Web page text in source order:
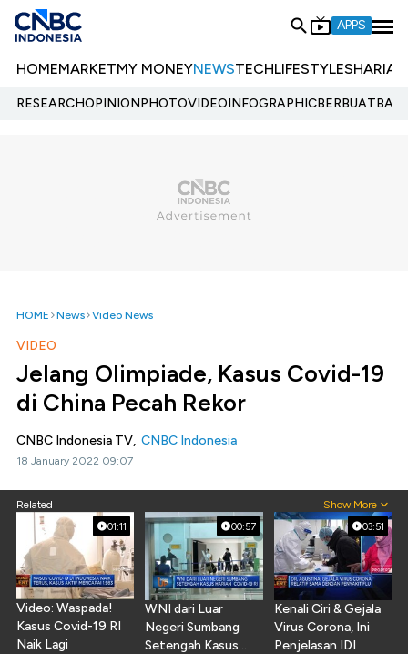
APPS
HOMEMARKETMY MONEYNEWSTECHLIFESTYLESHARIA
RESEARCHOPINIONPHOTOVIDEOINFOGRAPHIC
HOME News Video News
VIDEO
Jelang Olimpiade, Kasus Covid-19
di China Pecah Rekor
CNBC Indonesia TV, CNBC Indonesia
18 January 2022 09:07
Related Show More
01:11
Video: Waspada!
Kasus Covid-19 RI
Naik Lagi
00:57
WNI dari Luar
Negeri Sumbang
Setengah Kasus
03:51
Kenali Ciri & Gejala
Virus Corona, Ini
Penjelasan IDI